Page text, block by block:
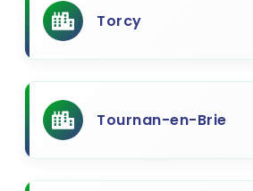
Torcy
Tournan-en-Brie